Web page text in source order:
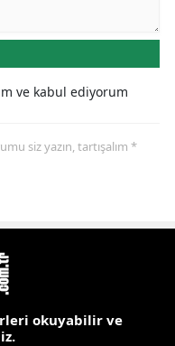
ve kabul ediyorum
siz yazın, tartışalım *
okuyabilir ve